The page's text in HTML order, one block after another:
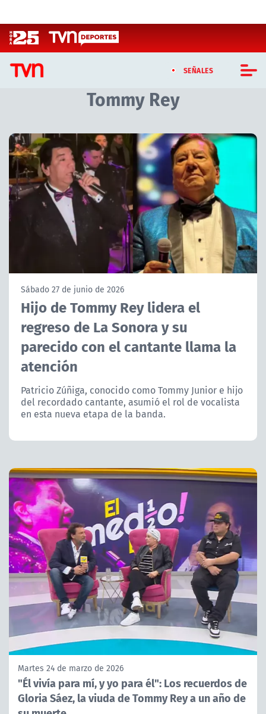
SEÑALES
CASTING MASTERCHEF CHILE
CASTING TVN VERTICAL
TVN VERTICAL
TVN PLAY
PROGRAMAS
ACTUALIDAD Y TENDENCIAS
CORPORATIVO Y TRANSPARENCIA
ÁREA DE PROYECTOS
Tommy Rey
Artículos relacionados con Tommy Rey
Sábado 27 de junio de 2026
Hijo de Tommy Rey lidera el
regreso de La Sonora y su
parecido con el cantante llama la
atención
Patricio Zúñiga, conocido como Tommy Junior e hijo
del recordado cantante, asumió el rol de vocalista
en esta nueva etapa de la banda.
Martes 24 de marzo de 2026
"Él vivía para mí, y yo para él": Los recuerdos de
Gloria Sáez, la viuda de Tommy Rey a un año de